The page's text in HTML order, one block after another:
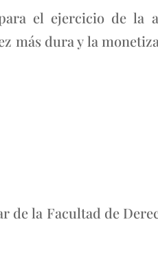
el ejercicio de la
más dura y la
de la Facultad de